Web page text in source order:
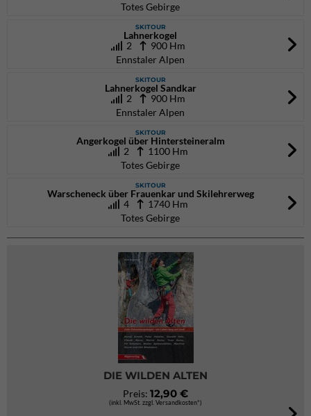
Totes Gebirge
SKITOUR
Lahnerkogel
2
900 Hm
Ennstaler Alpen
SKITOUR
Lahnerkogel Sandkar
2
900 Hm
Ennstaler Alpen
SKITOUR
Angerkogel über Hintersteineralm
2
1100 Hm
Totes Gebirge
SKITOUR
Warscheneck über Frauenkar und Skilehrerweg
4
1740 Hm
Totes Gebirge
DIE WILDEN ALTEN
Preis: 12,90 €
(inkl. MwSt. zzgl. Versandkosten*)